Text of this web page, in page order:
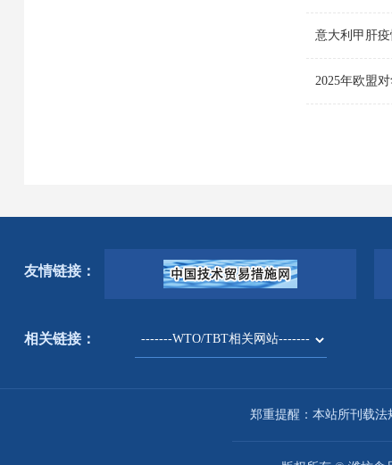
意大利甲肝
2025年欧盟
友情链接：
相关链接：
郑重提醒：本站所刊载法